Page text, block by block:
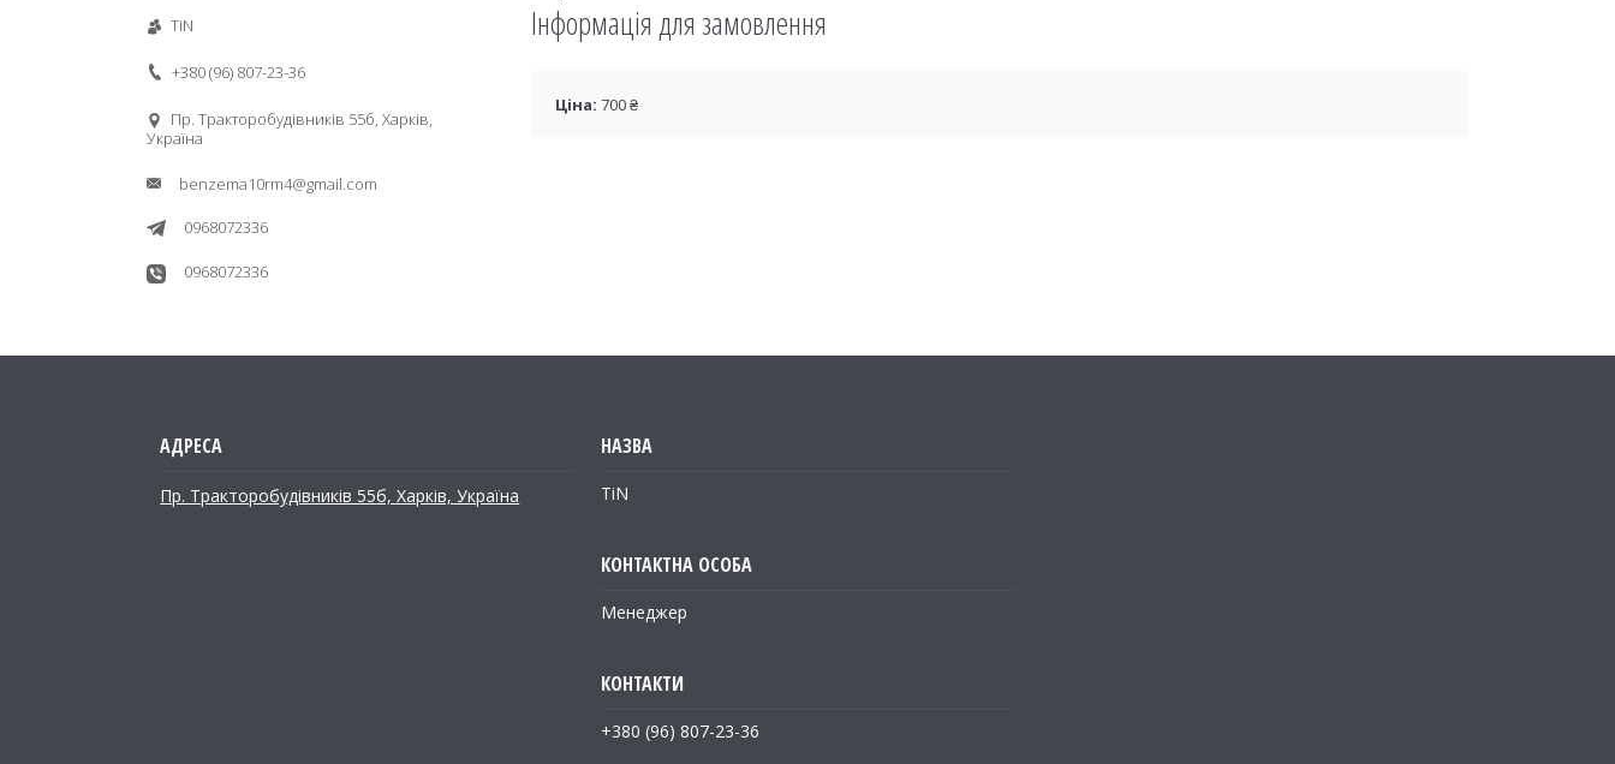
Інформація для замовлення
Ціна: 700 ₴
TiN
+380 (96) 807-23-36
Пр. Тракторобудiвникiв 55б, Харків,
Україна
benzema10rm4@gmail.com
0968072336
0968072336
Пр. Тракторобудiвникiв 55б, Харків, Україна TiN
Менеджер
+380 (96) 807-23-36